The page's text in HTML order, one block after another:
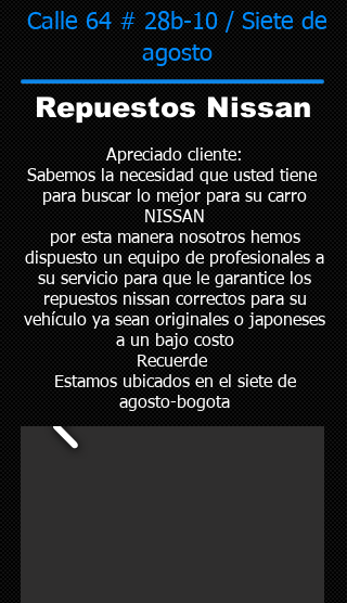
Calle 64 # 28b-10 / Siete de
agosto
Repuestos Nissan
Apreciado cliente:
Sabemos la necesidad que usted tiene
para buscar lo mejor para su carro
NISSAN
por esta manera nosotros hemos
dispuesto un equipo de profesionales a
su servicio para que le garantice los
repuestos nissan correctos para su
vehículo ya sean originales o japoneses
a un bajo costo
Recuerde
Estamos ubicados en el siete de
agosto-bogota